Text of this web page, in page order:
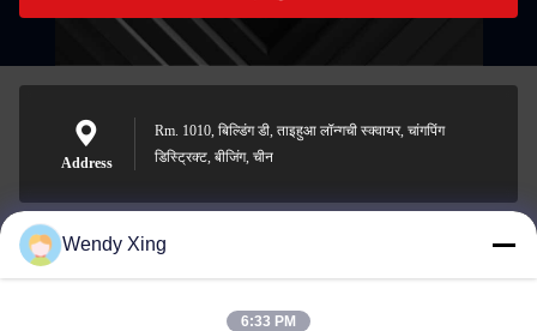
Address
Rm. 1010, बिल्डिंग डी, ताइहुआ लॉन्गची स्क्वायर, चांगपिंग
डिस्ट्रिक्ट, बीजिंग, चीन
jesingd@vip.sina.com
Wendy Xing
6:33 PM